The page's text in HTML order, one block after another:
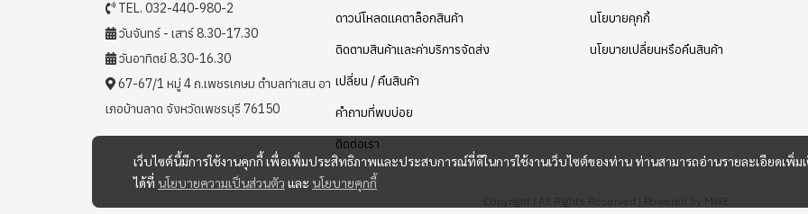
เว็บไซต์นี้มีการใช้งานคุกกี้ เพื่อเพิ่มประสิทธิภาพและประสบการณ์ที่ดีในการใช้งานเว็บไซต์ของท่าน ท่านสามารถอ่านรายละเอียดเพิ่ม
ได้ที่ นโยบายความเป็นส่วนตัว และ นโยบายคุกกี้
TEL. 032-440-980-2
วันจันทร์ - เสาร์ 8.30-17.30
วันอาทิตย์ 8.30-16.30
67-67/1 หมู่ 4 ถ.เพชรเกษม ตำบลท่าเสน อา
เภอบ้านลาด จังหวัดเพชรบุรี 76150
ดาวน์โหลดแคตาล็อกสินค้า
ติดตามสินค้าและค่าบริการจัดส่ง
เปลี่ยน / คืนสินค้า
คำถามที่พบบ่อย
ติดต่อเรา
นโยบายคุกกี้
นโยบายเปลี่ยนหรือคืนสินค้า
Copyright | All Rights Reserved | Powered by MWE